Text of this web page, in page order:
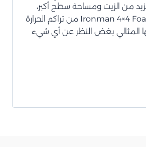
من الزيت ومساحة سطح أكبر،
تقلل Ironman 4×4 Foam Cell Pro من تراكم الحرارة
المثالي بغض النظر عن أي شيء